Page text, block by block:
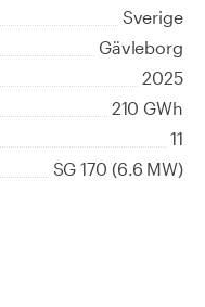
Sverige
Gävleborg
2025
210 GWh
11
SG 170 (6.6 MW)